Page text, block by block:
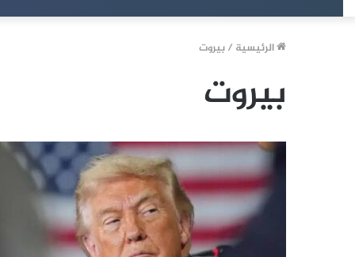
الرئيسية /بيروت
بيروت